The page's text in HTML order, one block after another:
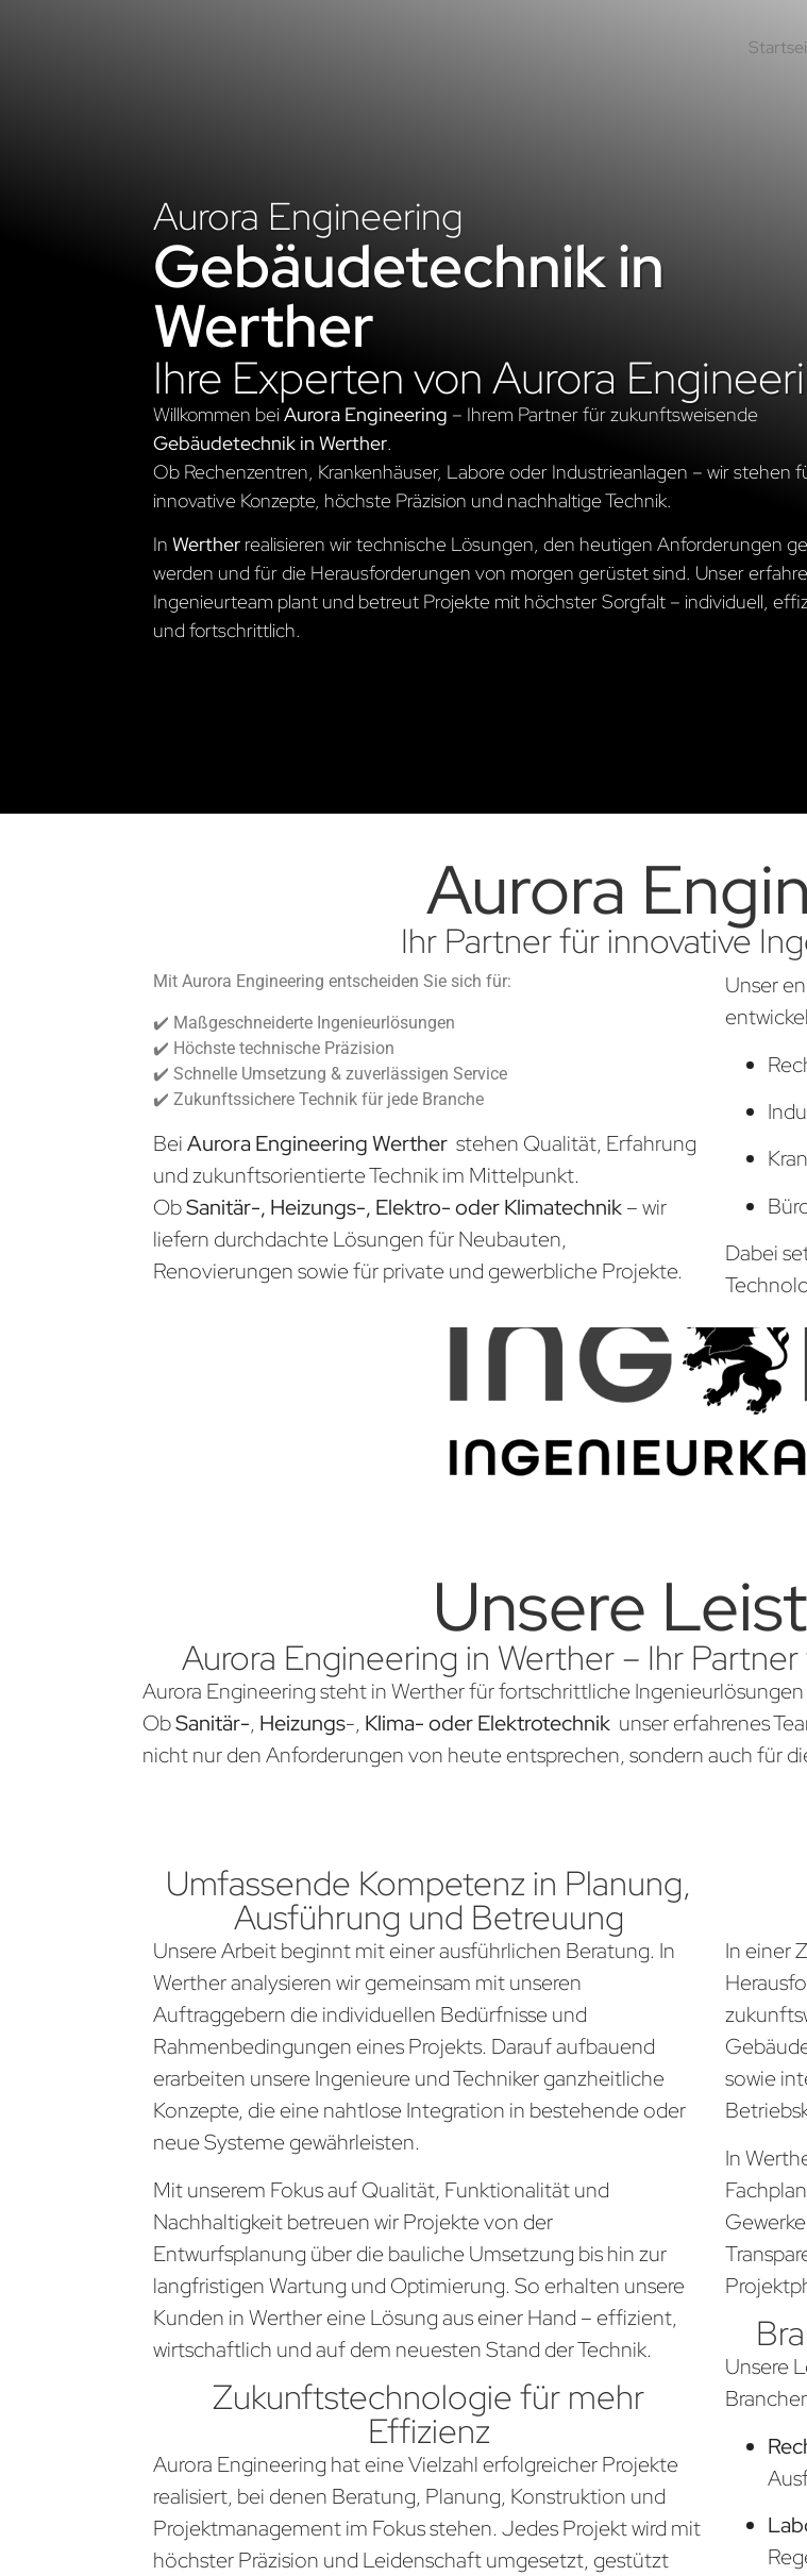
Aurora Engineering
Gebäudetechnik in
Werther
Ihre Experten von Aurora
Willkommen beiAurora Engineering – Ihrem Partner für zukunftsweisende
Gebäudetechnik in Werther.
Ob Rechenzentren, Krankenhäuser, Labore oder Industrieanlagen – wir stehen
innovative Konzepte, höchste Präzision und nachhaltige Technik.
InWerther realisieren wir technische Lösungen, den heutigen Anforderungen
werden und für die Herausforderungen von morgen gerüstet sind. Unser
Ingenieurteam plant und betreut Projekte mit höchster Sorgfalt – individuell,
und fortschrittlich.
Aurora
Ihr Partner für innovative
Mit Aurora Engineering entscheiden Sie sich für:
✔️ Maßgeschneiderte Ingenieurlösungen
✔️ Höchste technische Präzision
✔️ Schnelle Umsetzung & zuverlässigen Service
✔️ Zukunftssichere Technik für jede Branche
BeiAurora Engineering Werther stehen Qualität, Erfahrung
und zukunftsorientierte Technik im Mittelpunkt.
ObSanitär-, Heizungs-, Elektro- oder Klimatechnik– wir
liefern durchdachte Lösungen für Neubauten,
Renovierungen sowie für private und gewerbliche Projekte.
Unser
Dabei
Unsere
Aurora Engineering in Werther – Ihr
Aurora Engineering steht in Werther für fortschrittliche
ObSanitär-, Heizungs-, Klima- oder Elektrotechnik unser erfahrenes
nicht nur den Anforderungen von heute entsprechen, sondern auch für
Umfassende Kompetenz in Planung,
Ausführung und Betreuung
Unsere Arbeit beginnt mit einer ausführlichen Beratung. In
Werther analysieren wir gemeinsam mit unseren
Auftraggebern die individuellen Bedürfnisse und
Rahmenbedingungen eines Projekts. Darauf aufbauend
erarbeiten unsere Ingenieure und Techniker ganzheitliche
Konzepte, die eine nahtlose Integration in bestehende oder
neue Systeme gewährleisten.
Mit unserem Fokus auf Qualität, Funktionalität und
Nachhaltigkeit betreuen wir Projekte von der
Entwurfsplanung über die bauliche Umsetzung bis hin zur
langfristigen Wartung und Optimierung. So erhalten unsere
Kunden in Werther eine Lösung aus einer Hand – effizient,
wirtschaftlich und auf dem neuesten Stand der Technik.
Zukunftstechnologie für mehr
Effizienz
Aurora Engineering hat eine Vielzahl erfolgreicher Projekte
realisiert, bei denen Beratung, Planung, Konstruktion und
Projektmanagement im Fokus stehen. Jedes Projekt wird mit
höchster Präzision und Leidenschaft umgesetzt, gestützt
In einer
sowie
In
Unsere